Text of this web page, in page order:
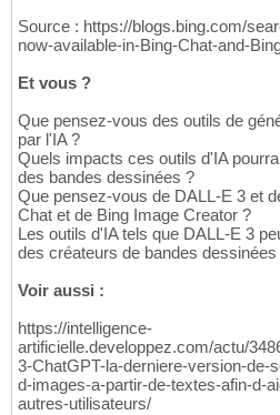
Source : https://blogs.bing.com/
now-available-in-Bing-Chat-and-
Et vous ?
Que pensez-vous des outils de
par l'IA ?
Quels impacts ces outils d'IA
des bandes dessinées ?
Que pensez-vous de DALL-E 3 et
Chat et de Bing Image Creator ?
Les outils d'IA tels que DALL-E 3
des créateurs de bandes dessinées
Voir aussi :
https://intelligence-
artificielle.developpez.com/actu/
3-ChatGPT-la-derniere-version-de-
d-images-a-partir-de-textes-afin-d-
autres-utilisateurs/